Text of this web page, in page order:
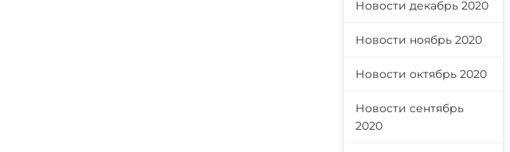
Новости декабрь 2020
Новости ноябрь 2020
Новости октябрь 2020
Новости сентябрь
2020